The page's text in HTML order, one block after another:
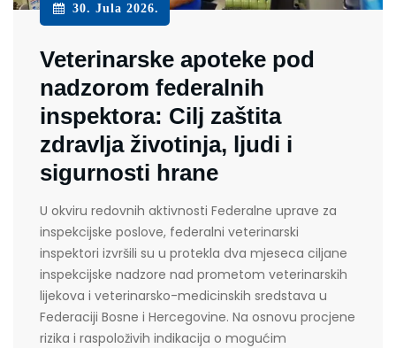
30. Jula 2026.
Veterinarske apoteke pod
nadzorom federalnih
inspektora: Cilj zaštita
zdravlja životinja, ljudi i
sigurnosti hrane
U okviru redovnih aktivnosti Federalne uprave za
inspekcijske poslove, federalni veterinarski
inspektori izvršili su u protekla dva mjeseca ciljane
inspekcijske nadzore nad prometom veterinarskih
lijekova i veterinarsko-medicinskih sredstava u
Federaciji Bosne i Hercegovine. Na osnovu procjene
rizika i raspoloživih indikacija o mogućim